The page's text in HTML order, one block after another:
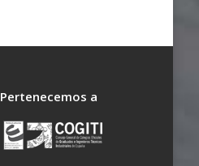
Pertenecemos a